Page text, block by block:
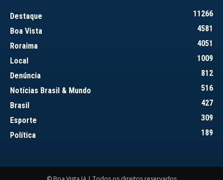
Destaque
11266
Boa Vista
4581
Roraima
4051
Local
1009
Denúncia
812
Notícias Brasil & Mundo
516
Brasil
427
Esporte
309
Política
189